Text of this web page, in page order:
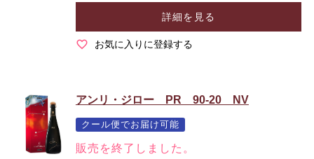
詳細を見る
お気に入りに登録する
アンリ・ジロー PR 90-20 NV
クール便でお届け可能
販売を終了しました。